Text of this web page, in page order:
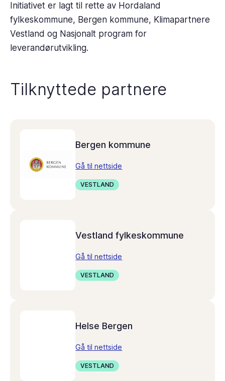
Initiativet er lagt til rette av Hordaland
fylkeskommune, Bergen kommune, Klimapartnere
Vestland og Nasjonalt program for
leverandørutvikling.
Tilknyttede partnere
Bergen kommune
Gå til nettside
VESTLAND
Vestland fylkeskommune
Gå til nettside
VESTLAND
Helse Bergen
Gå til nettside
VESTLAND